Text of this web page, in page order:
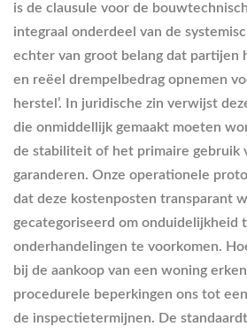
is de clausule voor de
integraal onderdeel van de
echter van groot belang dat partijen
en reëel drempelbedrag opnemen
herstel’. In juridische zin verwijst
die onmiddellijk gemaakt moeten
de stabiliteit of het primaire gebruik
garanderen. Onze operationele
dat deze kostenposten transparant
gecategoriseerd om onduidelijkheid
onderhandelingen te voorkomen.
bij de aankoop van een woning
procedurele beperkingen ons tot
de inspectietermijnen. De